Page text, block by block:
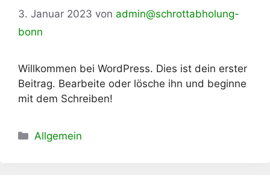
3. Januar 2023 von admin@schrottabholung-
bonn
Willkommen bei WordPress. Dies ist dein erster
Beitrag. Bearbeite oder lösche ihn und beginne
mit dem Schreiben!
Kategorien
Allgemein